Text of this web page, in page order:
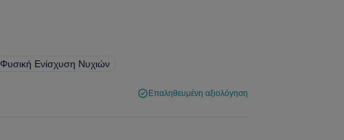
Φυσική Ενίσχυση Νυχιών
Επαληθευμένη αξιολόγηση